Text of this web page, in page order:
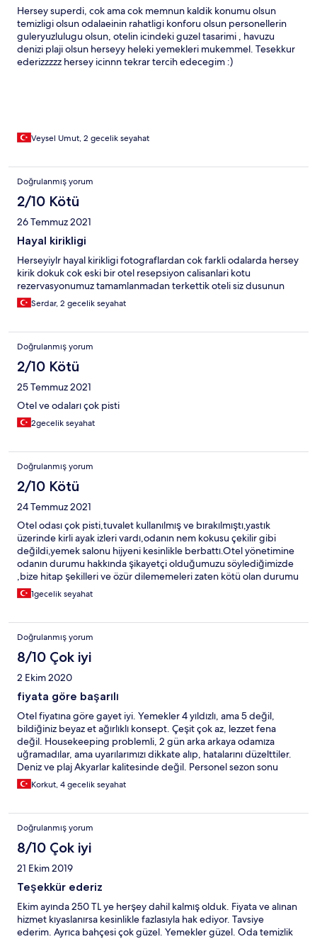
Hersey superdi, cok ama cok memnun kaldik konumu olsun
temizligi olsun odalaeinin rahatligi konforu olsun personellerin
guleryuzlulugu olsun, otelin icindeki guzel tasarimi , havuzu
denizi plaji olsun herseyy heleki yemekleri mukemmel. Tesekkur
ederizzzzz hersey icinnn tekrar tercih edecegim :)
Veysel Umut, 2 gecelik seyahat
Doğrulanmış yorum
2/10 Kötü
26 Temmuz 2021
Hayal kirikligi
Herseyiylr hayal kirikligi fotograflardan cok farkli odalarda hersey
kirik dokuk cok eski bir otel resepsiyon calisanlari kotu
rezervasyonumuz tamamlanmadan terkettik oteli siz dusunun
Serdar, 2 gecelik seyahat
Doğrulanmış yorum
2/10 Kötü
25 Temmuz 2021
Otel ve odaları çok pisti
2gecelik seyahat
Doğrulanmış yorum
2/10 Kötü
24 Temmuz 2021
Otel odası çok pisti,tuvalet kullanılmış ve bırakılmıştı,yastık
üzerinde kirli ayak izleri vardı,odanın nem kokusu çekilir gibi
değildi,yemek salonu hijyeni kesinlikle berbattı.Otel yönetimine
odanın durumu hakkında şikayetçi olduğumuzu söylediğimizde
,bize hitap şekilleri ve özür dilememeleri zaten kötü olan durumu
daha da kötü yaptı bizim açımızdan.
1gecelik seyahat
Doğrulanmış yorum
8/10 Çok iyi
2 Ekim 2020
fiyata göre başarılı
Otel fiyatına göre gayet iyi. Yemekler 4 yıldızlı, ama 5 değil,
bildiğiniz beyaz et ağırlıklı konsept. Çeşit çok az, lezzet fena
değil. Housekeeping problemli, 2 gün arka arkaya odamıza
uğramadılar, ama uyarılarımızı dikkate alıp, hatalarını düzelttiler.
Deniz ve plaj Akyarlar kalitesinde değil. Personel sezon sonu
olduğundan biraz yorgun ve sıkılmıştı, ama iyi niyetliler.
Korkut, 4 gecelik seyahat
Doğrulanmış yorum
8/10 Çok iyi
21 Ekim 2019
Teşekkür ederiz
Ekim ayında 250 TL ye herşey dahil kalmış olduk. Fiyata ve alınan
hizmet kıyaslanırsa kesinlikle fazlasıyla hak ediyor. Tavsiye
ederim. Ayrıca bahçesi çok güzel. Yemekler güzel. Oda temizlik